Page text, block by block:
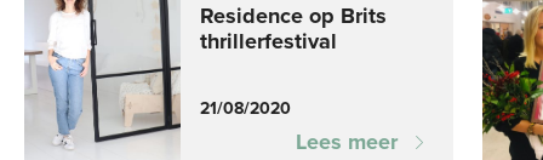
21/08/2020
Residence op Brits
thrillerfestival
Lees meer